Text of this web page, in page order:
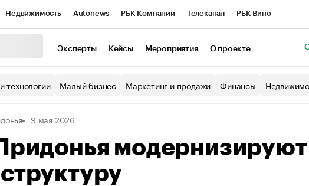
Недвижимость Autonews РБК Компании Телеканал РБК Вино
Экономика Бизнес
Эксперты Кейсы Мероприятия О проекте
технологии Малый бизнес Маркетинг и продажи Финансы
9 мая 2026
модернизируют